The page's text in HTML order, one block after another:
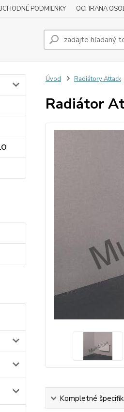
PODMIENKY OCHRANA
Úvod Radiátory Attack
Radiátor
Kompletné